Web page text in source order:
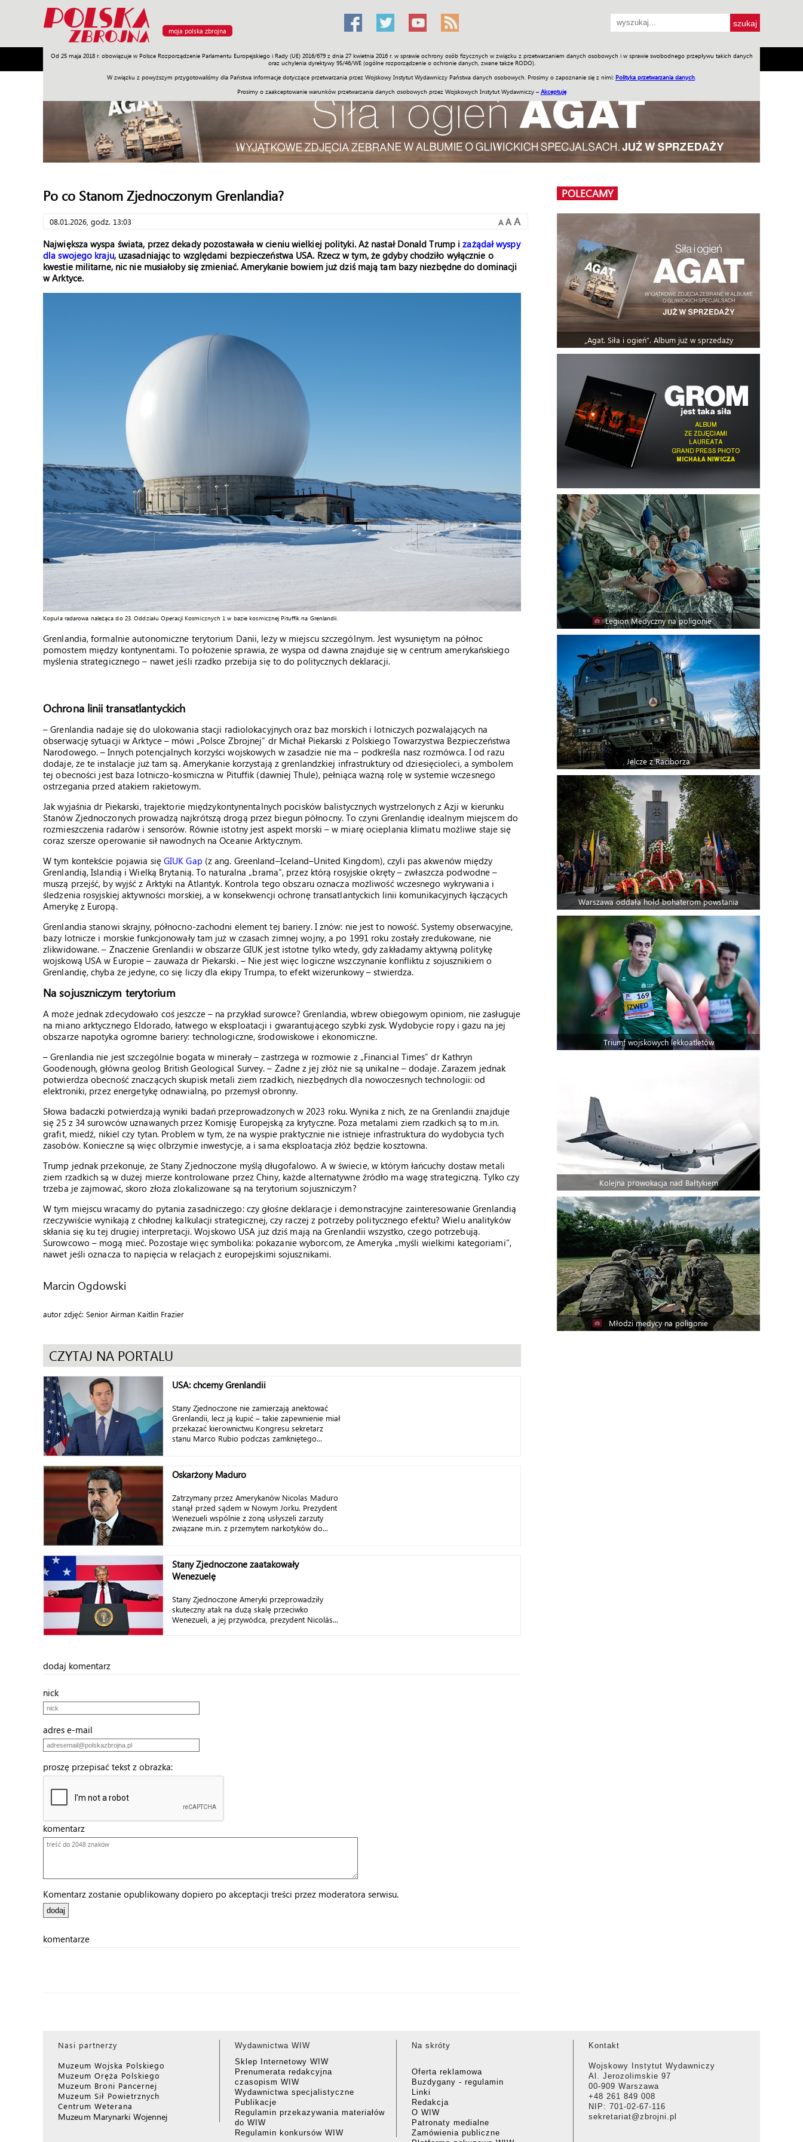
moja polska zbrojna
Od 25 maja 2018 r. obowiązuje w Polsce Rozporządzenie Parlamentu Europejskiego i Rady (UE) 2016/679 z dnia 27 kwietnia 2016 r. w sprawie ochrony osób fizycznych w związku z przetwarzaniem danych osobowych i w sprawie swobodnego przepływu takich danych
oraz uchylenia dyrektywy 95/46/WE (ogólne rozporządzenie o ochronie danych, zwane także RODO).
W związku z powyższym przygotowaliśmy dla Państwa informacje dotyczące przetwarzania przez Wojskowy Instytut Wydawniczy Państwa danych osobowych. Prosimy o zapoznanie się z nimi: Polityka przetwarzania danych
Prosimy o zaakceptowanie warunków przetwarzania danych osobowych przez Wojskowych Instytut Wydawniczy – Akceptuję
Armia Poligon Sprzęt Misje Polityka Prawo Świat Społeczność Sport Historia Galerie Wideo ENGLISH SKLEP Jednodniówki Praca w WIW
Po co Stanom Zjednoczonym Grenlandia?
08.01.2026, godz. 13:03 A A A
Największa wyspa świata, przez dekady pozostawała w cieniu wielkiej polityki. Aż nastał Donald Trump izażądał wyspy
dla swojego kraju, uzasadniając to względami bezpieczeństwa USA. Rzecz w tym, że gdyby chodziło wyłącznie o
kwestie militarne, nic nie musiałoby się zmieniać. Amerykanie bowiem już dziś mają tam bazy niezbędne do dominacji
w Arktyce.
Kopuła radarowa należąca do 23. Oddziału Operacji Kosmicznych 1 w bazie kosmicznej Pituffik na Grenlandii.
Grenlandia, formalnie autonomiczne terytorium Danii, leży w miejscu szczególnym. Jest wysuniętym na północ
pomostem między kontynentami. To położenie sprawia, że wyspa od dawna znajduje się w centrum amerykańskiego
myślenia strategicznego – nawet jeśli rzadko przebija się to do politycznych deklaracji.
Ochrona linii transatlantyckich
– Grenlandia nadaje się do ulokowania stacji radiolokacyjnych oraz baz morskich i lotniczych pozwalających na
obserwację sytuacji w Arktyce – mówi „Polsce Zbrojnej” dr Michał Piekarski z Polskiego Towarzystwa Bezpieczeństwa
Narodowego. – Innych potencjalnych korzyści wojskowych w zasadzie nie ma – podkreśla nasz rozmówca. I od razu
dodaje, że te instalacje już tam są. Amerykanie korzystają z grenlandzkiej infrastruktury od dziesięcioleci, a symbolem
tej obecności jest baza lotniczo-kosmiczna w Pituffik (dawniej Thule), pełniąca ważną rolę w systemie wczesnego
ostrzegania przed atakiem rakietowym.
Jak wyjaśnia dr Piekarski, trajektorie międzykontynentalnych pocisków balistycznych wystrzelonych z Azji w kierunku
Stanów Zjednoczonych prowadzą najkrótszą drogą przez biegun północny. To czyni Grenlandię idealnym miejscem do
rozmieszczenia radarów i sensorów. Równie istotny jest aspekt morski – w miarę ocieplania klimatu możliwe staje się
coraz szersze operowanie sił nawodnych na Oceanie Arktycznym.
W tym kontekście pojawia się GIUK Gap (z ang. Greenland–Iceland–United Kingdom), czyli pas akwenów między
Grenlandią, Islandią i Wielką Brytanią. To naturalna „brama”, przez którą rosyjskie okręty – zwłaszcza podwodne –
muszą przejść, by wyjść z Arktyki na Atlantyk. Kontrola tego obszaru oznacza możliwość wczesnego wykrywania i
śledzenia rosyjskiej aktywności morskiej, a w konsekwencji ochronę transatlantyckich linii komunikacyjnych łączących
Amerykę z Europą.
Grenlandia stanowi skrajny, północno-zachodni element tej bariery. I znów: nie jest to nowość. Systemy obserwacyjne,
bazy lotnicze i morskie funkcjonowały tam już w czasach zimnej wojny, a po 1991 roku zostały zredukowane, nie
zlikwidowane. – Znaczenie Grenlandii w obszarze GIUK jest istotne tylko wtedy, gdy zakładamy aktywną politykę
wojskową USA w Europie – zauważa dr Piekarski. – Nie jest więc logiczne wszczynanie konfliktu z sojusznikiem o
Grenlandię, chyba że jedyne, co się liczy dla ekipy Trumpa, to efekt wizerunkowy – stwierdza.
Na sojuszniczym terytorium
A może jednak zdecydowało coś jeszcze – na przykład surowce? Grenlandia, wbrew obiegowym opiniom, nie zasługuje
na miano arktycznego Eldorado, łatwego w eksploatacji i gwarantującego szybki zysk. Wydobycie ropy i gazu na jej
obszarze napotyka ogromne bariery: technologiczne, środowiskowe i ekonomiczne.
– Grenlandia nie jest szczególnie bogata w minerały – zastrzega w rozmowie z „Financial Times” dr Kathryn
Goodenough, główna geolog British Geological Survey. – Żadne z jej złóż nie są unikalne – dodaje. Zarazem jednak
potwierdza obecność znaczących skupisk metali ziem rzadkich, niezbędnych dla nowoczesnych technologii: od
elektroniki, przez energetykę odnawialną, po przemysł obronny.
Słowa badaczki potwierdzają wyniki badań przeprowadzonych w 2023 roku. Wynika z nich, że na Grenlandii znajduje
się 25 z 34 surowców uznawanych przez Komisję Europejską za krytyczne. Poza metalami ziem rzadkich są to m.in.
grafit, miedź, nikiel czy tytan. Problem w tym, że na wyspie praktycznie nie istnieje infrastruktura do wydobycia tych
zasobów. Konieczne są więc olbrzymie inwestycje, a i sama eksploatacja złóż będzie kosztowna.
Trump jednak przekonuje, że Stany Zjednoczone myślą długofalowo. A w świecie, w którym łańcuchy dostaw metali
ziem rzadkich są w dużej mierze kontrolowane przez Chiny, każde alternatywne źródło ma wagę strategiczną. Tylko czy
trzeba je zajmować, skoro złoża zlokalizowane są na terytorium sojuszniczym?
W tym miejscu wracamy do pytania zasadniczego: czy głośne deklaracje i demonstracyjne zainteresowanie Grenlandią
rzeczywiście wynikają z chłodnej kalkulacji strategicznej, czy raczej z potrzeby politycznego efektu? Wielu analityków
skłania się ku tej drugiej interpretacji. Wojskowo USA już dziś mają na Grenlandii wszystko, czego potrzebują.
Surowcowo – mogą mieć. Pozostaje więc symbolika: pokazanie wyborcom, że Ameryka „myśli wielkimi kategoriami”,
nawet jeśli oznacza to napięcia w relacjach z europejskimi sojusznikami.
Marcin Ogdowski
autor zdjęć: Senior Airman Kaitlin Frazier
CZYTAJ NA PORTALU
USA: chcemy Grenlandii
Stany Zjednoczone nie zamierzają anektować
Grenlandii, lecz ją kupić – takie zapewnienie miał
przekazać kierownictwu Kongresu sekretarz
stanu Marco Rubio podczas zamkniętego...
Oskarżony Maduro
Zatrzymany przez Amerykanów Nicolas Maduro
stanął przed sądem w Nowym Jorku. Prezydent
Wenezueli wspólnie z żoną usłyszeli zarzuty
związane m.in. z przemytem narkotyków do...
Stany Zjednoczone zaatakowały
Wenezuelę
Stany Zjednoczone Ameryki przeprowadziły
skuteczny atak na dużą skalę przeciwko
Wenezueli, a jej przywódca, prezydent Nicolás...
dodaj komentarz
nick
adres e-mail
proszę przepisać tekst z obrazka:
komentarz
Komentarz zostanie opublikowany dopiero po akceptacji treści przez moderatora serwisu.
komentarze
POLECAMY
„Agat. Siła i ogień”. Album już w sprzedaży
Legion Medyczny na poligonie
Jelcze z Raciborza
Warszawa oddała hołd bohaterom powstania
Triumf wojskowych lekkoatletów
Kolejna prowokacja nad Bałtykiem
Młodzi medycy na poligonie
Nasi partnerzy
Muzeum Wojska Polskiego
Muzeum Oręża Polskiego
Muzeum Broni Pancernej
Muzeum Sił Powietrznych
Centrum Weterana
Muzeum Marynarki Wojennej
Wydawnictwa WIW
Sklep Internetowy WIW
Prenumerata redakcyjna
czasopism WIW
Wydawnictwa specjalistyczne
Publikacje
Regulamin przekazywania materiałów
do WIW
Regulamin konkursów WIW
Na skróty
Oferta reklamowa
Buzdygany - regulamin
Linki
Redakcja
O WIW
Patronaty medialne
Zamówienia publiczne
Kontakt
Wojskowy Instytut Wydawniczy
Al. Jerozolimskie 97
00-909 Warszawa
+48 261 849 008
NIP: 701-02-67-116
sekretariat@zbrojni.pl